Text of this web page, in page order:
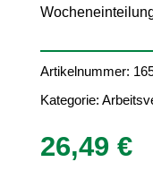
Artikelnummer:
Kategorie:
26,49 €